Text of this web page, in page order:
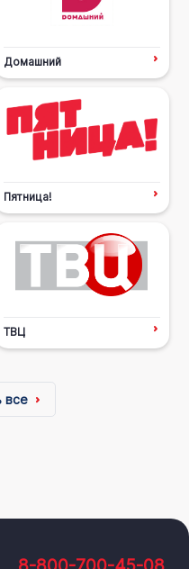
Домашний
Пятница!
ТВЦ
все